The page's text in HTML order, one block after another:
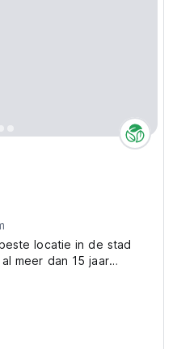
locatie in de stad
meer dan 15 jaar
en honderden gasten
ons aan en komen